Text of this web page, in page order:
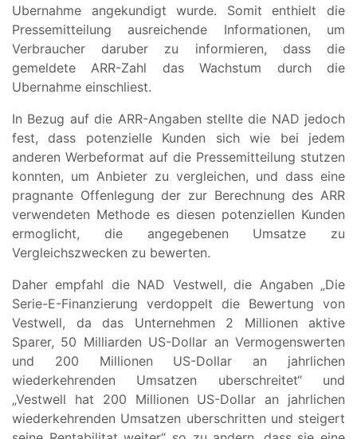
Ubernahme angekundigt wurde. Somit enthielt die
Pressemitteilung ausreichende Informationen, um
Verbraucher daruber zu informieren, dass die
gemeldete ARR-Zahl das Wachstum durch die
Ubernahme einschliest.
In Bezug auf die ARR-Angaben stellte die NAD jedoch
fest, dass potenzielle Kunden sich wie bei jedem
anderen Werbeformat auf die Pressemitteilung stutzen
konnten, um Anbieter zu vergleichen, und dass eine
pragnante Offenlegung der zur Berechnung des ARR
verwendeten Methode es diesen potenziellen Kunden
ermoglicht, die angegebenen Umsatze zu
Vergleichszwecken zu bewerten.
Daher empfahl die NAD Vestwell, die Angaben „Die
Serie-E-Finanzierung verdoppelt die Bewertung von
Vestwell, da das Unternehmen 2 Millionen aktive
Sparer, 50 Milliarden US-Dollar an Vermogenswerten
und 200 Millionen US-Dollar an jahrlichen
wiederkehrenden Umsatzen uberschreitet“ und
„Vestwell hat 200 Millionen US-Dollar an jahrlichen
wiederkehrenden Umsatzen uberschritten und steigert